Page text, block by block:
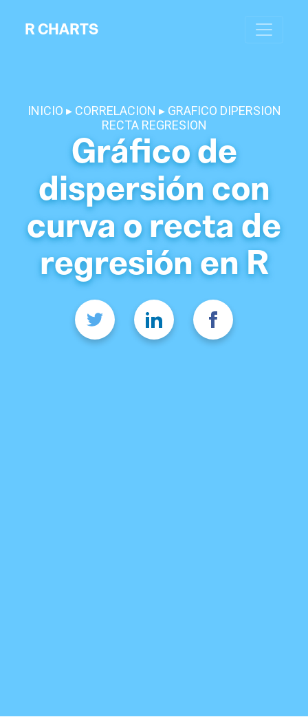
R CHARTS
INICIO CORRELACION
GRAFICO DIPERSION
RECTA REGRESION
Gráfico de
dispersión con
curva o recta de
regresión en R